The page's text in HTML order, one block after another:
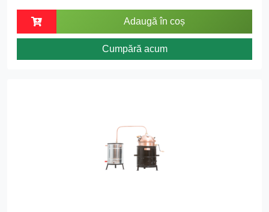
Adaugă în coș
Cumpără acum